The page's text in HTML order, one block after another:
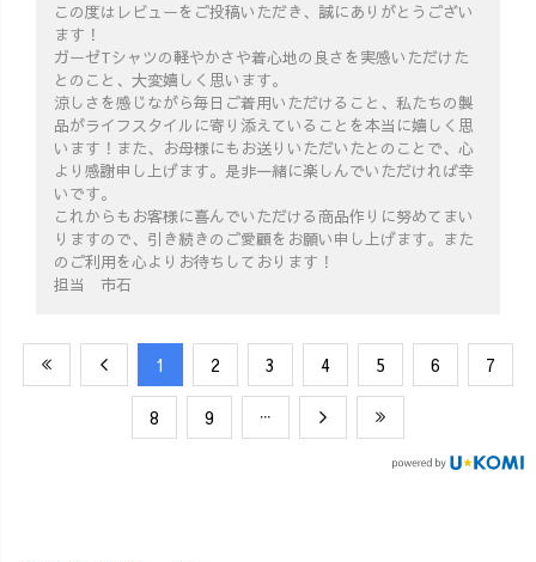
この度はレビューをご投稿いただき、誠にありがとうござい
ます！
ガーゼTシャツの軽やかさや着心地の良さを実感いただけた
とのこと、大変嬉しく思います。
涼しさを感じながら毎日ご着用いただけること、私たちの製
品がライフスタイルに寄り添えていることを本当に嬉しく思
います！また、お母様にもお送りいただいたとのことで、心
より感謝申し上げます。是非一緒に楽しんでいただければ幸
いです。
これからもお客様に喜んでいただける商品作りに努めてまい
りますので、引き続きのご愛顧をお願い申し上げます。また
のご利用を心よりお待ちしております！
担当 市石
​1 ​2 ​3 ​4 ​5 ​6 ​7
​8 ​9